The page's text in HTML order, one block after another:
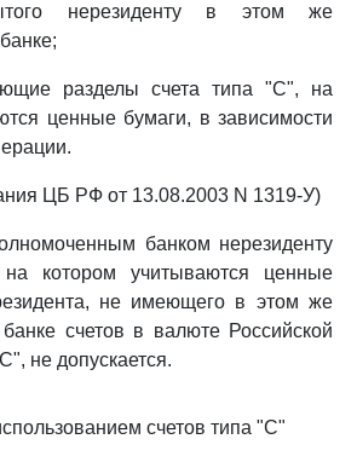
нерезиденту в этом же
разделы счета типа "С", на
ценные бумаги, в зависимости
ЦБ РФ от 13.08.2003 N 1319-У)
банком нерезиденту
котором учитываются ценные
не имеющего в этом же
счетов в валюте Российской
не допускается.
счетов типа "С"